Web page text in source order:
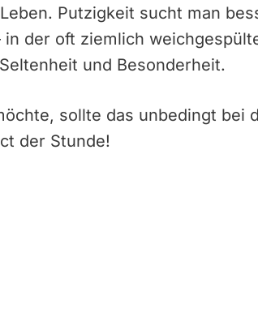
Putzigkeit sucht man
in der oft ziemlich
und Besonderheit.
sollte das unbedingt bei
der Stunde!